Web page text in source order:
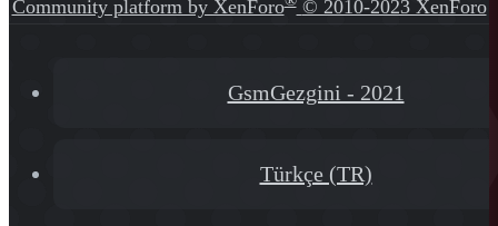
Community platform by XenForo
© 2010-2023 XenForo
GsmGezgini - 2021
Türkçe (TR)